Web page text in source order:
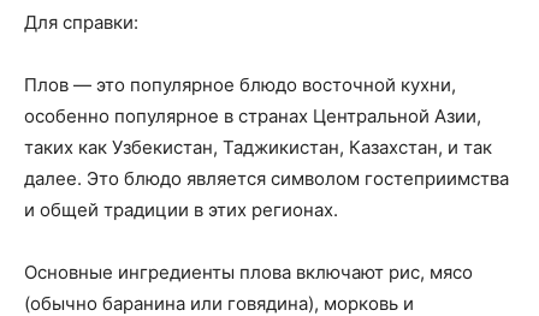
Для справки:
Плов — это популярное блюдо восточной кухни,
особенно популярное в странах Центральной Азии,
таких как Узбекистан, Таджикистан, Казахстан, и так
далее. Это блюдо является символом гостеприимства
и общей традиции в этих регионах.
Основные ингредиенты плова включают рис, мясо
(обычно баранина или говядина), морковь и